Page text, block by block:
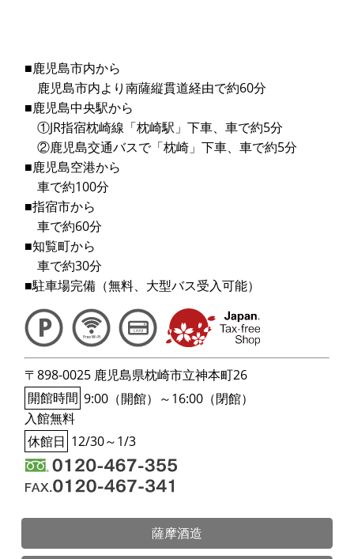
■鹿児島市内から
鹿児島市内より南薩縦貫道経由で約60分
■鹿児島中央駅から
①JR指宿枕崎線「枕崎駅」下車、車で約5分
②鹿児島交通バスで「枕崎」下車、車で約5分
■鹿児島空港から
車で約100分
■指宿市から
車で約60分
■知覧町から
車で約30分
■駐車場完備（無料、大型バス受入可能）
〒898-0025 鹿児島県枕崎市立神本町26
開館時間 9:00（開館）～16:00（閉館）
入館無料
休館日 12/30～1/3
薩摩酒造